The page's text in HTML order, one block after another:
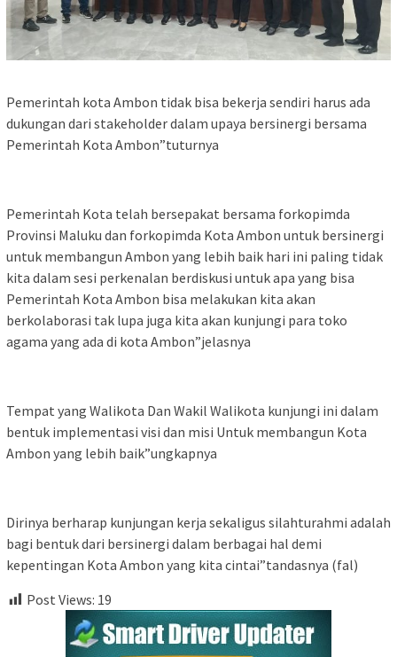
Pemerintah kota Ambon tidak bisa bekerja sendiri harus ada
dukungan dari stakeholder dalam upaya bersinergi bersama
Pemerintah Kota Ambon”tuturnya
Pemerintah Kota telah bersepakat bersama forkopimda
Provinsi Maluku dan forkopimda Kota Ambon untuk bersinergi
untuk membangun Ambon yang lebih baik hari ini paling tidak
kita dalam sesi perkenalan berdiskusi untuk apa yang bisa
Pemerintah Kota Ambon bisa melakukan kita akan
berkolaborasi tak lupa juga kita akan kunjungi para toko
agama yang ada di kota Ambon”jelasnya
Tempat yang Walikota Dan Wakil Walikota kunjungi ini dalam
bentuk implementasi visi dan misi Untuk membangun Kota
Ambon yang lebih baik”ungkapnya
Dirinya berharap kunjungan kerja sekaligus silahturahmi adalah
bagi bentuk dari bersinergi dalam berbagai hal demi
kepentingan Kota Ambon yang kita cintai”tandasnya (fal)
Post Views: 19